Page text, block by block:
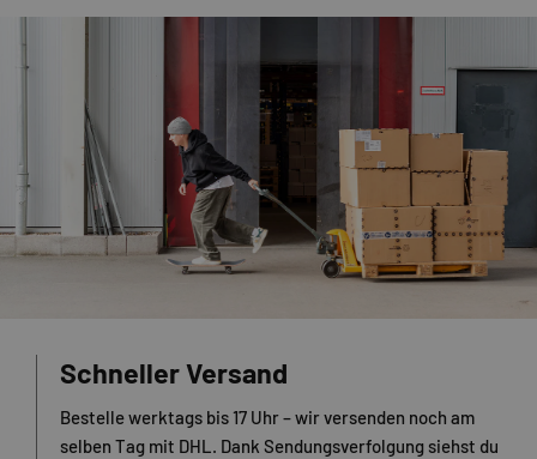
Schneller Versand
Bestelle werktags bis 17 Uhr – wir versenden noch am
selben Tag mit DHL. Dank Sendungsverfolgung siehst du